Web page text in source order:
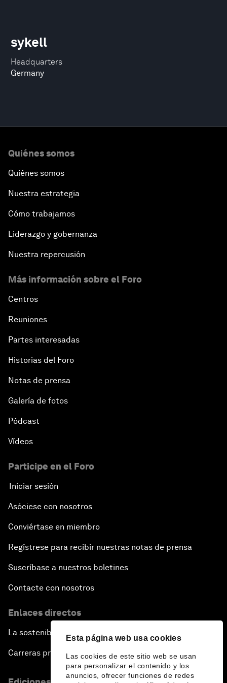
Esta página web usa cookies
Las cookies de este sitio web se usan
para personalizar el contenido y los
anuncios, ofrecer funciones de redes
Headquarters
Germany
sykell
Quiénes somos
Quiénes somos
Nuestra estrategia
Cómo trabajamos
Liderazgo y gobernanza
Nuestra repercusión
Más información sobre el Foro
Centros
Reuniones
Partes interesadas
Historias del Foro
Notas de prensa
Galería de fotos
Pódcast
Vídeos
Participe en el Foro
Iniciar sesión
Asóciese con nosotros
Conviértase en miembro
Regístrese para recibir nuestras notas de prensa
Suscríbase a nuestros boletines
Contacte con nosotros
Enlaces directos
La sostenibilidad en el Foro
Carreras profesionales